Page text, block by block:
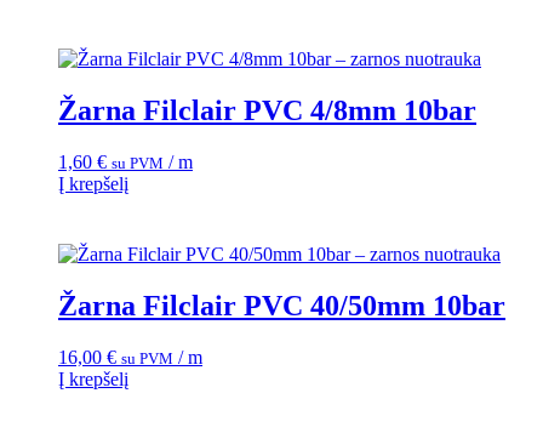
Žarna Filclair PVC 4/8mm 10bar
1,60 € su PVM / m
Į krepšelį
Žarna Filclair PVC 40/50mm 10bar
16,00 € su PVM / m
Į krepšelį